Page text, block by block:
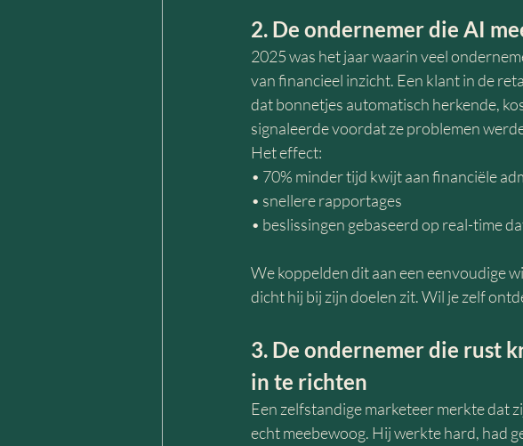
2. De ondernemer die AI
2025 was het jaar waarin veel
van financieel inzicht. Een klant in de
dat bonnetjes automatisch herkende,
signaleerde voordat ze problemen
Het effect:
• 70% minder tijd kwijt aan financiële
• snellere rapportages
• beslissingen gebaseerd op real-time
We koppelden dit aan een eenvoudige
dicht hij bij zijn doelen zit. Wil je zelf
3. De ondernemer die rust
in te richten
Een zelfstandige marketeer merkte dat
echt meebewoog. Hij werkte hard, had